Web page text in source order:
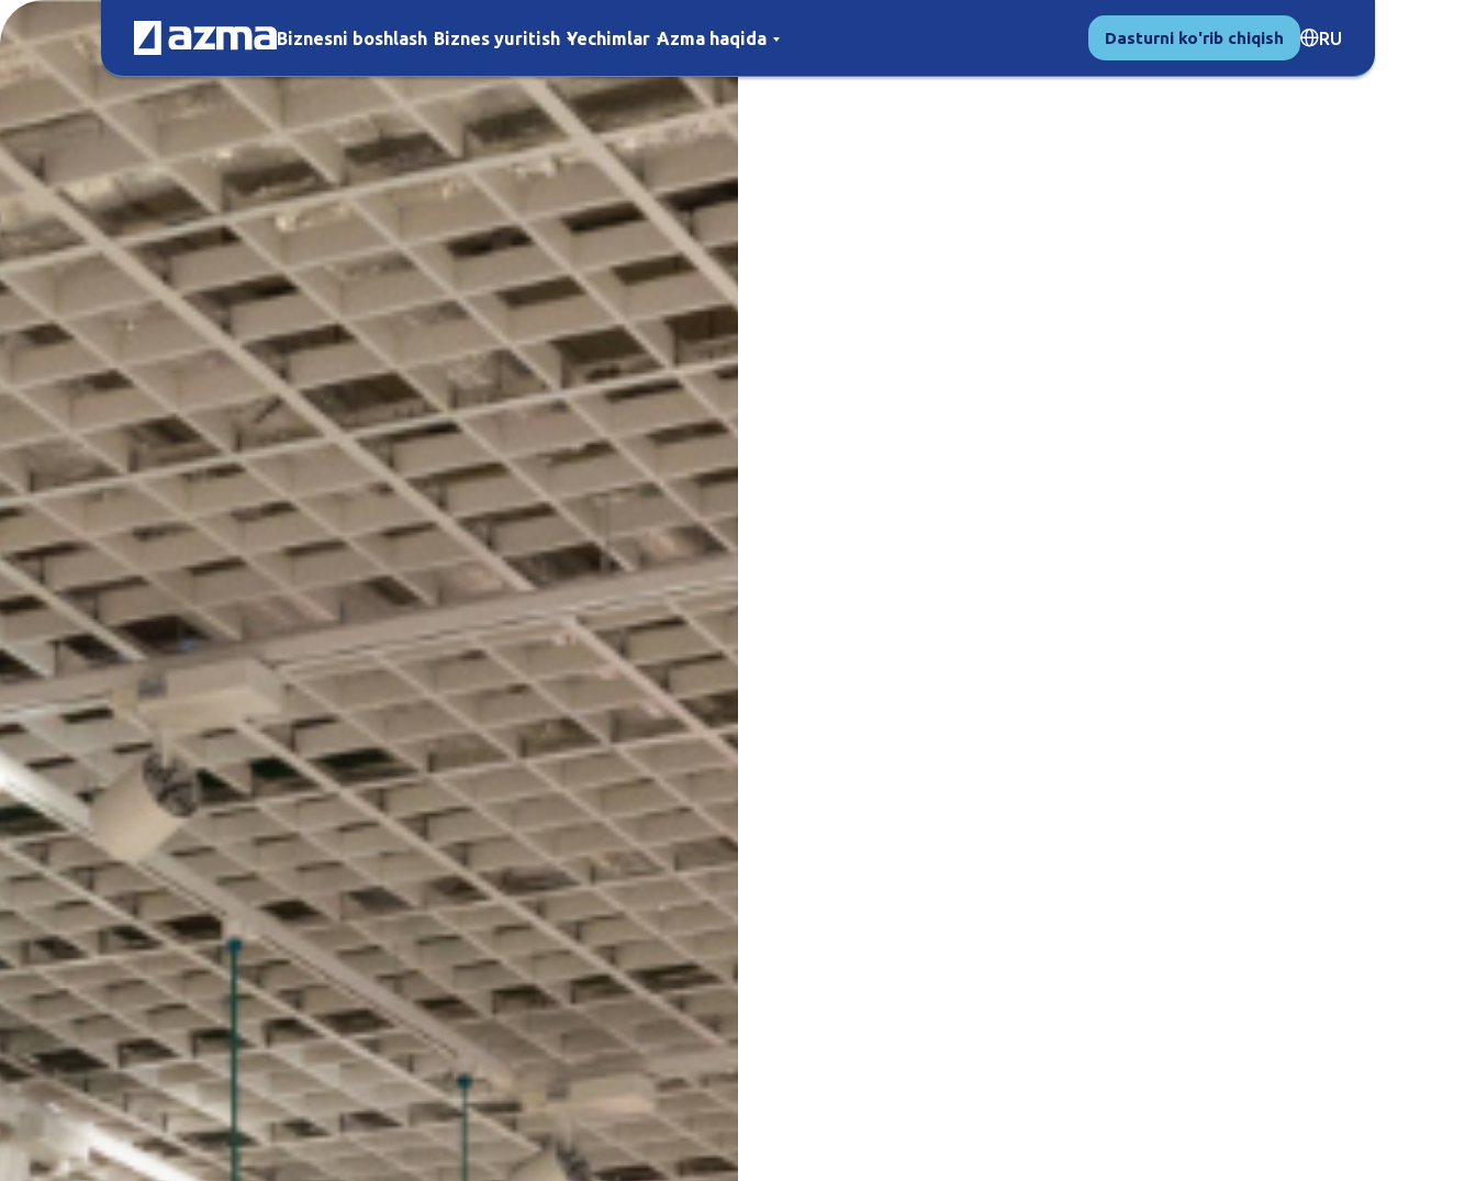
Biznesni boshlash Biznes yuritish Yechimlar Azma haqida Dasturni ko'rib chiqish RU